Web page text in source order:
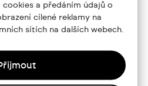
a předáním údajů o
cílené reklamy na
sítích na dalších webech.
mně